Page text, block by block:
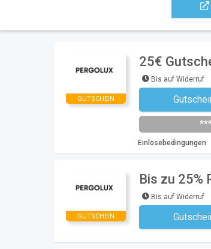
GUTSCHEIN
25€
Bis auf Widerruf
Newsletter
Einlösebedingungen
GUTSCHEIN
Bis zu 25%
Bis auf Widerruf